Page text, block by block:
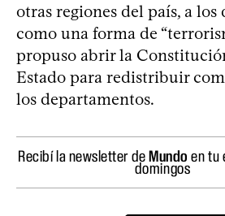
otras regiones del país, a
como una forma de
propuso abrir la
Estado para redistribuir
los departamentos.
Recibí la newsletter deMundo en tu
domingos